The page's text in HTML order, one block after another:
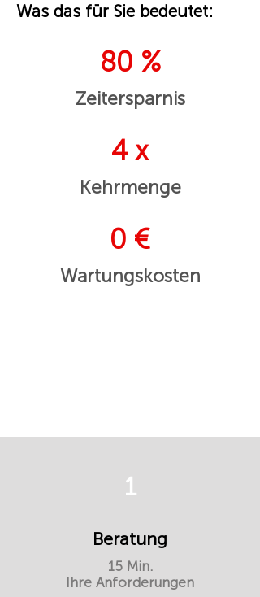
Was das für Sie bedeutet:
80 %
Zeitersparnis
4 x
Kehrmenge
0 €
Wartungskosten
1
Beratung
15 Min.
Ihre Anforderungen